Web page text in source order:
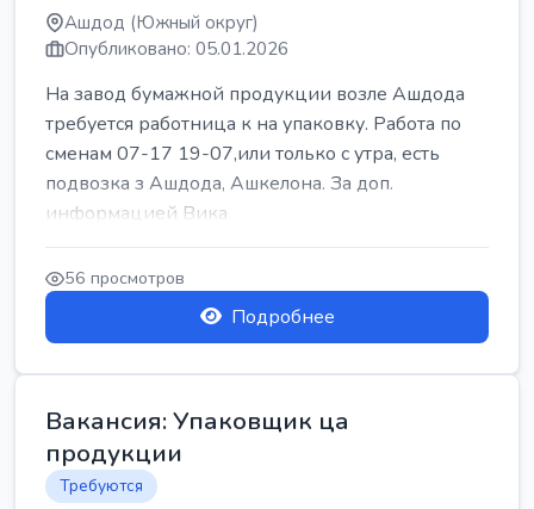
Ашдод (Южный округ)
Опубликовано: 05.01.2026
На завод бумажной продукции возле Ашдода
требуется работница к на упаковку. Работа по
сменам 07-17 19-07,или только с утра, есть
подвозка з Ашдода, Ашкелона. За доп.
информацией Вика
56 просмотров
Подробнее
Вакансия: Упаковщик ца
продукции
Требуются